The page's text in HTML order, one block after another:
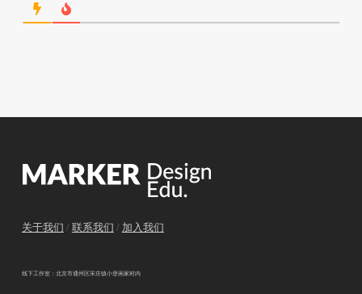
关于我们 / 联系我们 / 加入我们
线下工作室：北京市通州区宋庄镇小堡画家村内